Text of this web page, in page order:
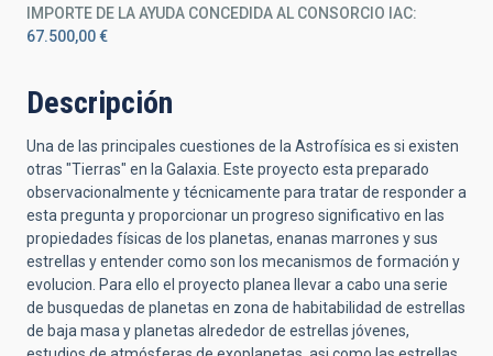
IMPORTE DE LA AYUDA CONCEDIDA AL CONSORCIO IAC
67.500,00 €
Descripción
Una de las principales cuestiones de la Astrofísica es si existen
otras "Tierras" en la Galaxia. Este proyecto esta preparado
observacionalmente y técnicamente para tratar de responder a
esta pregunta y proporcionar un progreso significativo en las
propiedades físicas de los planetas, enanas marrones y sus
estrellas y entender como son los mecanismos de formación y
evolucion. Para ello el proyecto planea llevar a cabo una serie
de busquedas de planetas en zona de habitabilidad de estrellas
de baja masa y planetas alrededor de estrellas jóvenes,